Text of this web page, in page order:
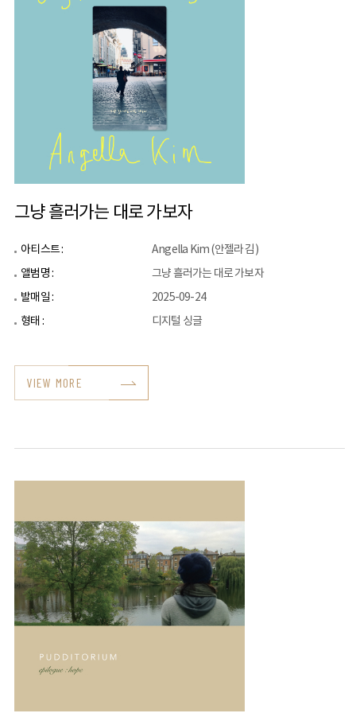
그냥 흘러가는 대로 가보자
아티스트 :
Angella Kim (안젤라 김)
앨범명 :
그냥 흘러가는 대로 가보자
발매일 :
2025-09-24
형태 :
디지털 싱글
VIEW MORE